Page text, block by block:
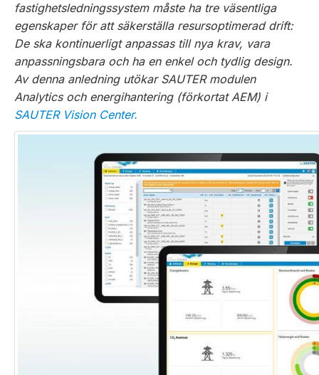
fastighetsledningssystem måste ha tre väsentliga
egenskaper för att säkerställa resursoptimerad drift:
De ska kontinuerligt anpassas till nya krav, vara
anpassningsbara och ha en enkel och tydlig design.
Av denna anledning utökar SAUTER modulen
Analytics och energihantering (förkortat AEM) i
SAUTER Vision Center.